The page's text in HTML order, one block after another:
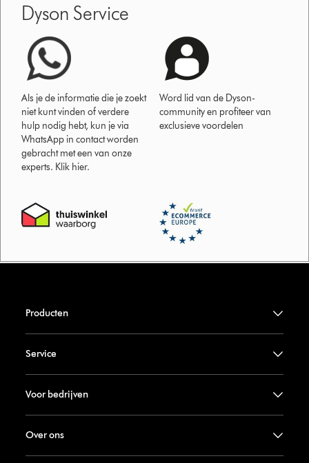
Dyson Service
Als je de informatie die je zoekt
niet kunt vinden of verdere
hulp nodig hebt, kun je via
WhatsApp in contact worden
gebracht met een van onze
experts. Klik hier.
Word lid van de Dyson-
community en profiteer van
exclusieve voordelen
Producten
Service
Voor bedrijven
Over ons